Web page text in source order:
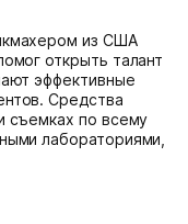
из США
открыть талант
эффективные
Средства
съемках по всему
лабораториями,